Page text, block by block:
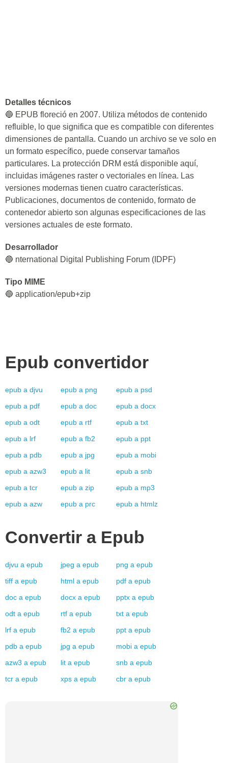
Detalles técnicos
🔵 EPUB floreció en 2007. Utiliza métodos de contenido
refluible, lo que significa que es compatible con diferentes
dimensiones de pantalla. Cuando un archivo se ve solo en
un formato específico, puede conservar tamaños
particulares. La protección DRM está disponible aquí,
incluidas imágenes raster o vectoriales en línea. Las
versiones modernas tienen cuatro características.
Publicaciones, documentos de contenido, formato de
contenedor abierto son algunas especificaciones de las
versiones actuales de este formato.
Desarrollador
🔵 nternational Digital Publishing Forum (IDPF)
Tipo MIME
🔵 application/epub+zip
Epub convertidor
epub a djvu epub a png epub a psd
epub a pdf epub a doc epub a docx
epub a odt epub a rtf epub a txt
epub a lrf epub a fb2 epub a ppt
epub a pdb epub a jpg epub a mobi
epub a azw3 epub a lit epub a snb
epub a tcr epub a zip epub a mp3
epub a azw epub a prc epub a htmlz
Convertir a Epub
djvu a epub jpeg a epub png a epub
tiff a epub html a epub pdf a epub
doc a epub docx a epub pptx a epub
odt a epub rtf a epub txt a epub
lrf a epub fb2 a epub ppt a epub
pdb a epub jpg a epub mobi a epub
azw3 a epub lit a epub snb a epub
tcr a epub xps a epub cbr a epub